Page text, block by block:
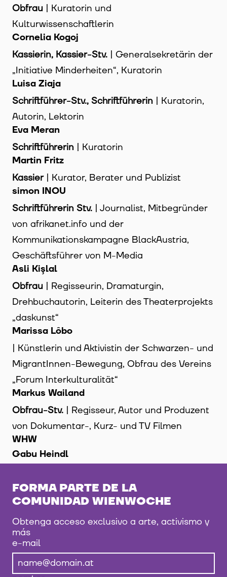
Obfrau | Kuratorin und
Kulturwissenschaftlerin
Cornelia Kogoj
Kassierin, Kassier-Stv. | Generalsekretärin der
„Initiative Minderheiten“, Kuratorin
Luisa Ziaja
Schriftführer-Stv., Schriftführerin | Kuratorin,
Autorin, Lektorin
Eva Meran
Schriftführerin | Kuratorin
Martin Fritz
Kassier| Kurator, Berater und Publizist
simon INOU
Schriftführerin Stv. | Journalist, Mitbegründer
von afrikanet.info und der
Kommunikationskampagne BlackAustria,
Geschäftsführer von M-Media
Asli Kişlal
Obfrau | Regisseurin, Dramaturgin,
Drehbuchautorin, Leiterin des Theaterprojekts
„daskunst“
Marissa Lôbo
| Künstlerin und Aktivistin der Schwarzen- und
MigrantInnen-Bewegung, Obfrau des Vereins
„Forum Interkulturalität“
Markus Wailand
Obfrau-Stv. | Regisseur, Autor und Produzent
von Dokumentar-, Kurz- und TV Filmen
WHW
Gabu Heindl
FORMA PARTE DE LA
COMUNIDAD WIENWOCHE
Obtenga acceso exclusivo a arte, activismo y
más
e-mail